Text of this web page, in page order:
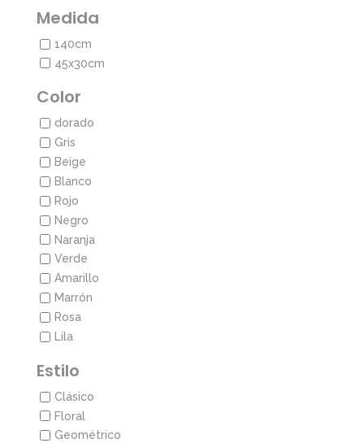
Medida
140cm
45x30cm
Color
dorado
Gris
Beige
Blanco
Rojo
Negro
Naranja
Verde
Amarillo
Marrón
Rosa
Lila
Estilo
Clásico
Floral
Geométrico